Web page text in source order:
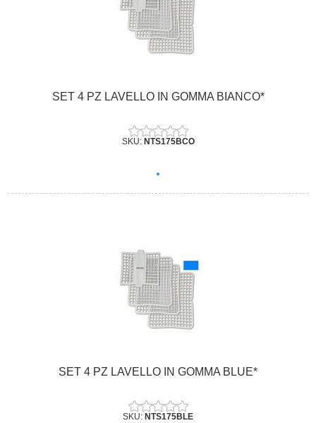
SET 4 PZ LAVELLO IN GOMMA BIANCO*
SKU: NTS175BCO
SET 4 PZ LAVELLO IN GOMMA BLUE*
SKU: NTS175BLE